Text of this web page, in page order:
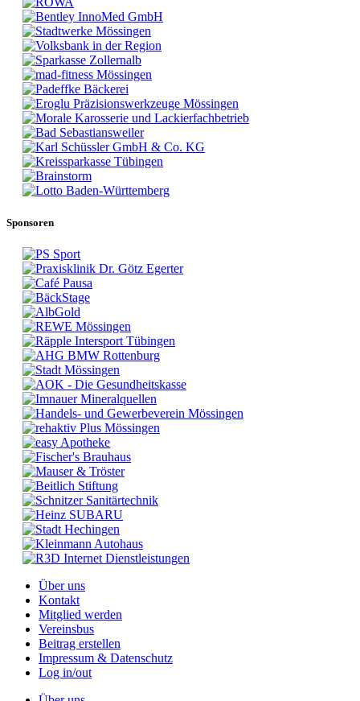
Sponsoren
Über uns
Kontakt
Mitglied werden
Vereinsbus
Beitrag erstellen
Impressum & Datenschutz
Log in/out